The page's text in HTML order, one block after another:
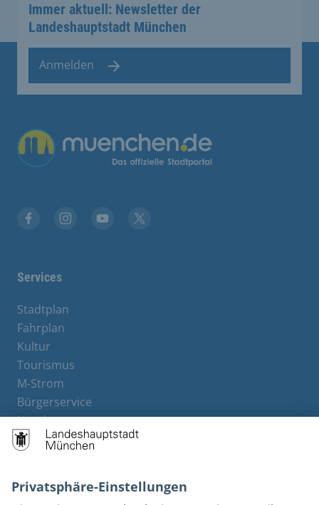
Immer aktuell: Newsletter der
Landeshauptstadt München
Anmelden
Services
Stadtplan
Fahrplan
Kultur
Tourismus
M-Strom
Bürgerservice
Hotels